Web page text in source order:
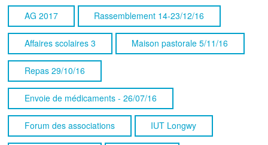
AG 2017 Rassemblement 14-23/12/16
Affaires scolaires 3 Maison pastorale 5/11/16
Repas 29/10/16
Envoie de médicaments - 26/07/16
Forum des associations IUT Longwy